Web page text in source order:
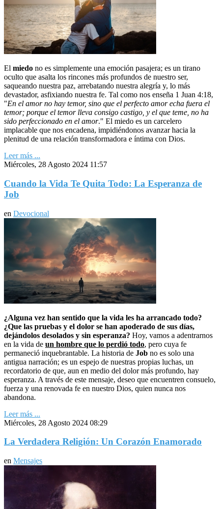
El miedo no es simplemente una emoción pasajera; es un tirano
oculto que asalta los rincones más profundos de nuestro ser,
saqueando nuestra paz, arrebatando nuestra alegría y, lo más
devastador, asfixiando nuestra fe. Tal como nos enseña 1 Juan 4:18,
"En el amor no hay temor, sino que el perfecto amor echa fuera el
temor; porque el temor lleva consigo castigo, y el que teme, no ha
sido perfeccionado en el amor." El miedo es un carcelero
implacable que nos encadena, impidiéndonos avanzar hacia la
plenitud de una relación transformadora e íntima con Dios.
Leer más ...
Miércoles, 28 Agosto 2024 11:57
Cuando la Vida Te Quita Todo: La Esperanza de
Job
en Devocional
¿Alguna vez han sentido que la vida les ha arrancado todo?
¿Que las pruebas y el dolor se han apoderado de sus días,
dejándolos desolados y sin esperanza? Hoy, vamos a adentrarnos
en la vida de un hombre que lo perdió todo, pero cuya fe
permaneció inquebrantable. La historia de Job no es solo una
antigua narración; es un espejo de nuestras propias luchas, un
recordatorio de que, aun en medio del dolor más profundo, hay
esperanza. A través de este mensaje, deseo que encuentren consuelo,
fuerza y una renovada fe en nuestro Dios, quien nunca nos
abandona.
Leer más ...
Miércoles, 28 Agosto 2024 08:29
La Verdadera Religión: Un Corazón Enamorado
en Mensajes